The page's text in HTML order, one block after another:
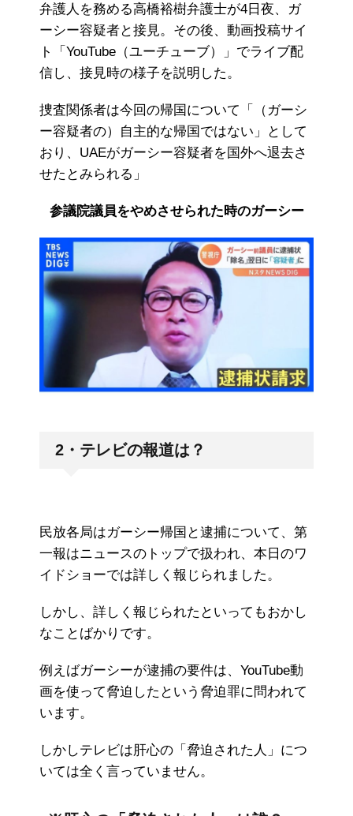
弁護人を務める高橋裕樹弁護士が4日夜、ガ
ーシー容疑者と接見。その後、動画投稿サイ
ト「YouTube（ユーチューブ）」でライブ配
信し、接見時の様子を説明した。
捜査関係者は今回の帰国について「（ガーシ
ー容疑者の）自主的な帰国ではない」として
おり、UAEがガーシー容疑者を国外へ退去さ
せたとみられる」
参議院議員をやめさせられた時のガーシー
2・テレビの報道は？
民放各局はガーシー帰国と逮捕について、第
一報はニュースのトップで扱われ、本日のワ
イドショーでは詳しく報じられました。
しかし、詳しく報じられたといってもおかし
なことばかりです。
例えばガーシーが逮捕の要件は、YouTube動
画を使って脅迫したという脅迫罪に問われて
います。
しかしテレビは肝心の「脅迫された人」につ
いては全く言っていません。